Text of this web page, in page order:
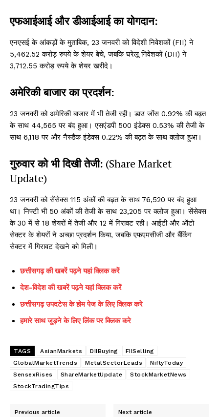
एफआईआई और डीआईआई का योगदान:
एनएसई के आंकड़ों के मुताबिक, 23 जनवरी को विदेशी निवेशकों (FII) ने
5,462.52 करोड़ रुपये के शेयर बेचे, जबकि घरेलू निवेशकों (DII) ने
3,712.55 करोड़ रुपये के शेयर खरीदे।
अमेरिकी बाजार का प्रदर्शन:
23 जनवरी को अमेरिकी बाजार में भी तेजी रही। डाउ जोंस 0.92% की बढ़त
के साथ 44,565 पर बंद हुआ। एसएंडपी 500 इंडेक्स 0.53% की तेजी के
साथ 6,118 पर और नैस्डैक इंडेक्स 0.22% की बढ़त के साथ क्लोज हुआ।
गुरुवार को भी दिखी तेजी: (Share Market
Update)
23 जनवरी को सेंसेक्स 115 अंकों की बढ़त के साथ 76,520 पर बंद हुआ
था। निफ्टी भी 50 अंकों की तेजी के साथ 23,205 पर क्लोज हुआ। सेंसेक्स
के 30 में से 18 शेयरों में तेजी और 12 में गिरावट रही। आईटी और ऑटो
सेक्टर के शेयरों ने अच्छा प्रदर्शन किया, जबकि एफएमसीजी और बैंकिंग
सेक्टर में गिरावट देखने को मिली।
छत्तीसगढ़ की खबरें पढ़ने यहां क्लिक करें
देश-विदेश की खबरें पढ़ने यहां क्लिक करें
छत्तीसगढ़ उपदटेस के होम पेज के लिए क्लिक करे
हमारे साथ जुड़ने के लिए लिंक पर क्लिक करे
TAGS AsianMarkets DIIBuying
FIISelling
GlobalMarketTrends
MetalSectorLeads
NiftyToday
SensexRises
ShareMarketUpdate
StockMarketNews
StockTradingTips
Previous article Next article